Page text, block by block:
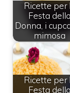
Ricette per
Festa della
Donna, i
mimosa
Ricette per
Festa della